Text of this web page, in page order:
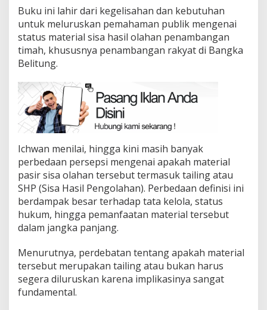
Buku ini lahir dari kegelisahan dan kebutuhan
untuk meluruskan pemahaman publik mengenai
status material sisa hasil olahan penambangan
timah, khususnya penambangan rakyat di Bangka
Belitung.
Ichwan menilai, hingga kini masih banyak
perbedaan persepsi mengenai apakah material
pasir sisa olahan tersebut termasuk tailing atau
SHP (Sisa Hasil Pengolahan). Perbedaan definisi ini
berdampak besar terhadap tata kelola, status
hukum, hingga pemanfaatan material tersebut
dalam jangka panjang.
Menurutnya, perdebatan tentang apakah material
tersebut merupakan tailing atau bukan harus
segera diluruskan karena implikasinya sangat
fundamental.